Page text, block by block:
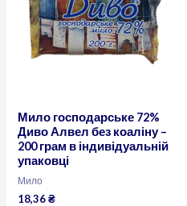
Мило господарське 72%
Диво Алвел без коаліну –
200 грам в індивідуальній
упаковці
Мило
18,36₴